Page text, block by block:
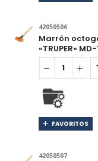
42050506
Marrón
«TRUPER»
FAVORITOS
42050507